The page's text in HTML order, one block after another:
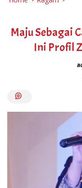
Maju Sebagai
Ini Profil